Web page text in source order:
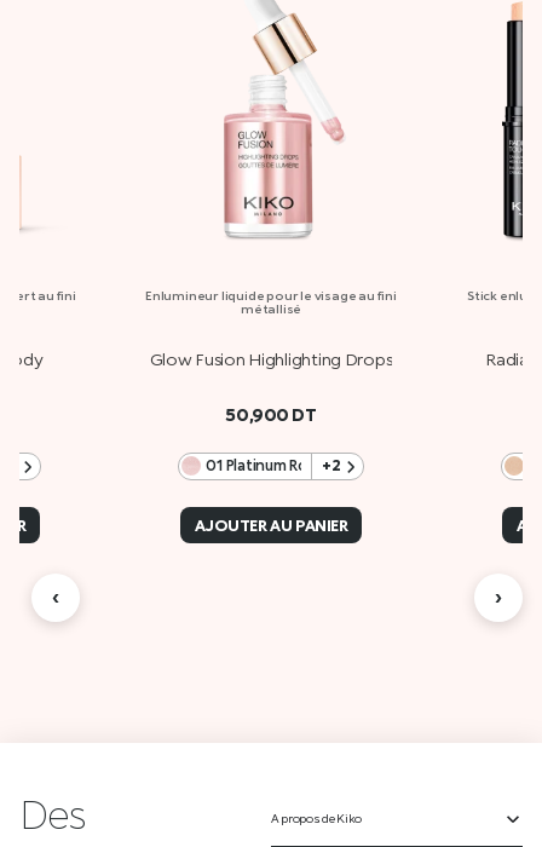
au fini
Body
Enlumineur liquide pour le visage au fini
métallisé
Glow Fusion Highlighting Drops
50,900 DT
01 Platinum Rose+2
AJOUTER AU PANIER
Stick
‹ ›
Des
A propos de Kiko